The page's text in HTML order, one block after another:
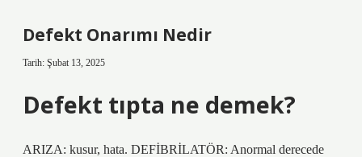
Defekt Onarımı Nedir
Tarih: Şubat 13, 2025
Defekt tıpta ne demek?
ARIZA: kusur, hata. DEFİBRİLATÖR: Anormal derecede